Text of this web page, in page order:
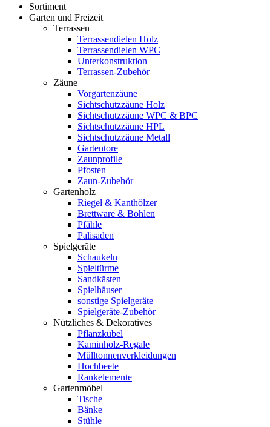
Sortiment
Garten und Freizeit
Terrassen
Terrassendielen Holz
Terrassendielen WPC
Unterkonstruktion
Terrassen-Zubehör
Zäune
Vorgartenzäune
Sichtschutzzäune Holz
Sichtschutzzäune WPC & BPC
Sichtschutzzäune HPL
Sichtschutzzäune Metall
Gartentore
Zaunprofile
Pfosten
Zaun-Zubehör
Gartenholz
Riegel & Kanthölzer
Brettware & Bohlen
Pfähle
Palisaden
Spielgeräte
Schaukeln
Spieltürme
Sandkästen
Spielhäuser
sonstige Spielgeräte
Spielgeräte-Zubehör
Nützliches & Dekoratives
Pflanzkübel
Kaminholz-Regale
Mülltonnenverkleidungen
Hochbeete
Rankelemente
Gartenmöbel
Tische
Bänke
Stühle